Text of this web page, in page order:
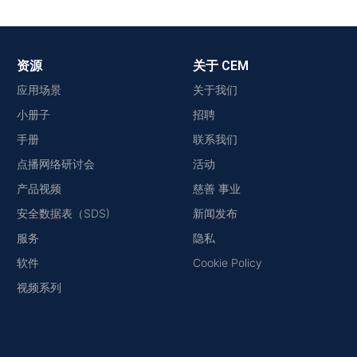
资源
应用场景
小册子
手册
点播网络研讨会
产品视频
安全数据表（SDS)
服务
软件
视频系列
关于 CEM
关于我们
招聘
联系我们
活动
慈善 事业
新闻发布
隐私
Cookie Policy